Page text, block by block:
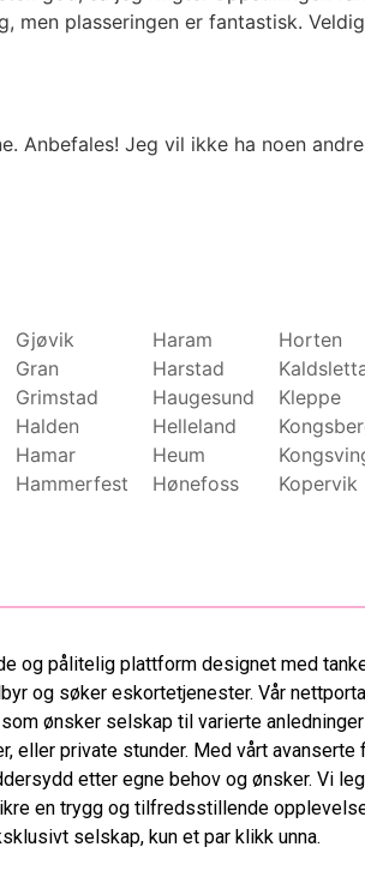
plasseringen er fantastisk.
Anbefales! Jeg vil ikke ha noen
Gjøvik
Gran
Grimstad
Halden
Hamar
Hammerfest
Haram
Harstad
Haugesund
Helleland
Heum
Hønefoss
Horten
Kleppe
Kopervik
og pålitelig plattform designet med
og søker eskortetjenester. Vår
ønsker selskap til varierte
eller private stunder. Med vårt
etter egne behov og ønsker. Vi
en trygg og tilfredsstillende
selskap, kun et par klikk unna.